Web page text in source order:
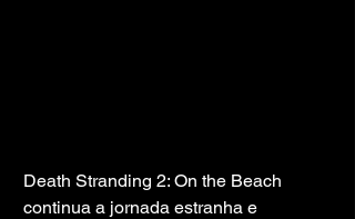
Death Stranding 2: On the Beach
continua a jornada estranha e